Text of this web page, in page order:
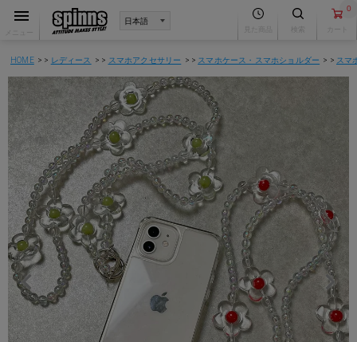
0
HOME レディース スマホアクセサリー スマホケース・スマホショルダー スマ